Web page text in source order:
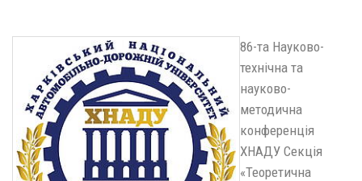
86-та Науково-
технічна та
науково-
методична
конференція
ХНАДУ Секція
«Теоретична